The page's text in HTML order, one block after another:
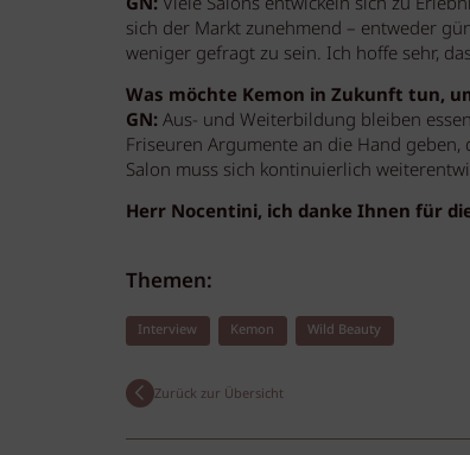
sich der Markt zunehmend – entweder
weniger gefragt zu sein. Ich hoffe sehr,
Was möchte Kemon in Zukunft tun,
GN: Aus- und Weiterbildung bleiben
Friseuren Argumente an die Hand
Salon muss sich kontinuierlich
Herr Nocentini, ich danke Ihnen für
Themen:
Interview Kemon Wild Beauty
Zurück zur Übersicht